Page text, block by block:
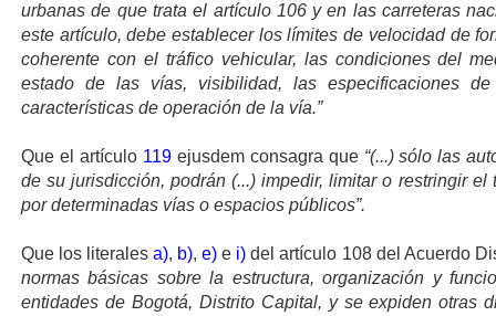
urbanas de que trata el artículo 106 y en las carreteras
este artículo, debe establecer los límites de velocidad de
coherente con el tráfico vehicular, las condiciones del
estado de las vías, visibilidad, las especificaciones
características de operación de la vía.”
Que el artículo 119ejusdem consagra que “(...) sólo las
de su jurisdicción, podrán (...) impedir, limitar o restringir
por determinadas vías o espacios públicos”.
Que los literalesa), b),e) e i) del artículo 108 del Acuerdo
normas básicas sobre la estructura, organización y
entidades de Bogotá, Distrito Capital, y se expiden otras